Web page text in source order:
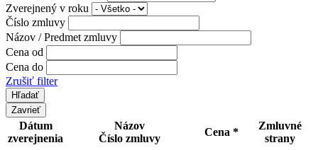
Zverejnený v roku
Číslo zmluvy
Názov / Predmet zmluvy
Cena od
Cena do
Zrušiť filter
Zavrieť
Dátum
zverejnenia
Názov
Číslo zmluvy
Cena *
Zmluvné
strany